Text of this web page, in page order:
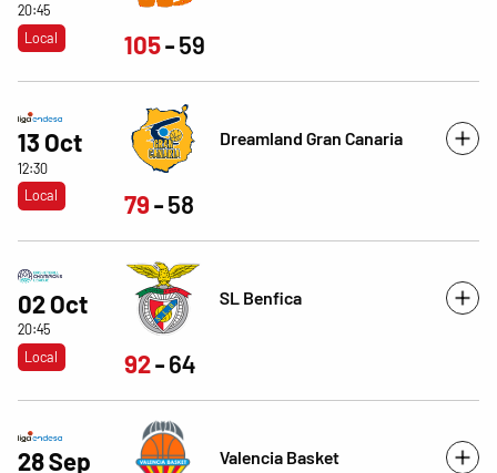
20:45
Local
105 59
13 Oct
12:30
Local
Dreamland Gran Canaria
79 58
02 Oct
20:45
Local
SL Benfica
92 64
28 Sep Valencia Basket